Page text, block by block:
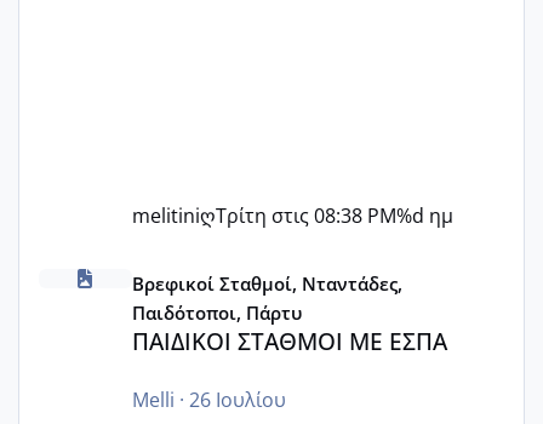
melitiniღΤρίτη στις 08:38 PM%d ημ
ΠΑΙΔΙΚΟΙ ΣΤΑΘΜΟΙ ΜΕ ΕΣΠΑ
Βρεφικοί Σταθμοί, Νταντάδες,
Παιδότοποι, Πάρτυ
ΠΑΙΔΙΚΟΙ ΣΤΑΘΜΟΙ ΜΕ ΕΣΠΑ
Melli · 26 Ιουλίου